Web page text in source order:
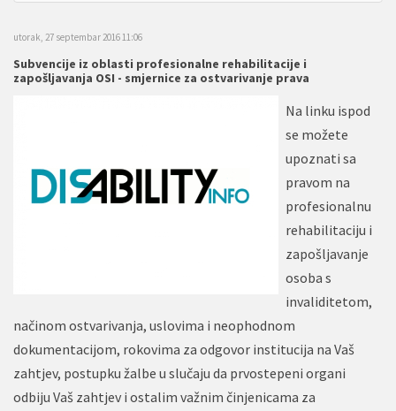
utorak, 27 septembar 2016 11:06
Subvencije iz oblasti profesionalne rehabilitacije i
zapošljavanja OSI - smjernice za ostvarivanje prava
Na linku ispod
se možete
upoznati sa
pravom na
profesionalnu
rehabilitaciju i
zapošljavanje
osoba s
invaliditetom,
načinom ostvarivanja, uslovima i neophodnom
dokumentacijom, rokovima za odgovor institucija na Vaš
zahtjev, postupku žalbe u slučaju da prvostepeni organi
odbiju Vaš zahtjev i ostalim važnim činjenicama za